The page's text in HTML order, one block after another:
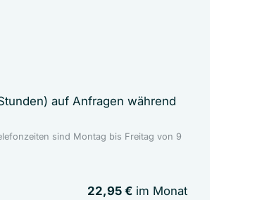
auf Anfragen während
sind Montag bis Freitag von 9
22,95 € im Monat